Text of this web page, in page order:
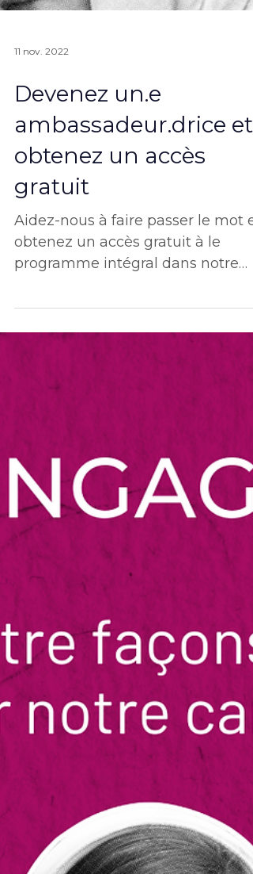
Devenez un.e
ambassadeur.drice et
obtenez un accès
gratuit
Aidez-nous à faire passer le mot et
obtenez un accès gratuit à le
nouvelle appli bilingue !